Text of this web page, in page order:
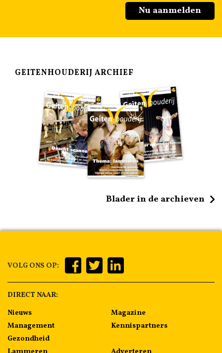
Nu aanmelden
GEITENHOUDERIJ ARCHIEF
Blader in de archieven
VOLG ONS OP:
DIRECT NAAR:
Nieuws
Management
Gezondheid
Magazine
Kennispartners